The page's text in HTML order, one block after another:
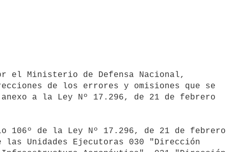
el Ministerio de Defensa Nacional,
de los errores y omisiones que se
a la Ley Nº 17.296, de 21 de febrero
106º de la Ley Nº 17.296, de 21 de febrero
Unidades Ejecutoras 030 "Dirección